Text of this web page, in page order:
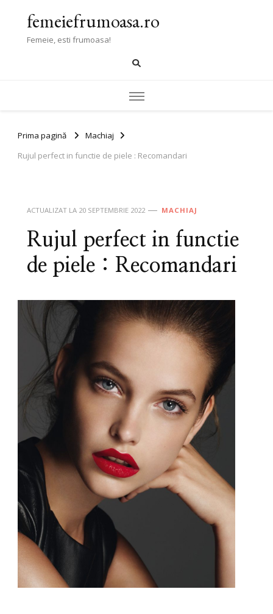
femeiefrumoasa.ro
Femeie, esti frumoasa!
Prima pagină
Machiaj
Rujul perfect in functie de piele : Recomandari
ACTUALIZAT LA 20 SEPTEMBRIE 2022 MACHIAJ
Rujul perfect in functie
de piele : Recomandari